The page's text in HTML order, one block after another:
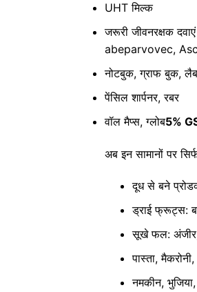
UHT मिल्क
जरूरी जीवनरक्षक
abeparvovec,
नोटबुक, ग्राफ बुक,
पेंसिल शार्पनर, रबर
वॉल मैप्स, ग्लोब5%
अब इन सामानों पर
दूध से बने
ड्राई फ्रूट्स:
सूखे फल:
पास्ता,
नमकीन,